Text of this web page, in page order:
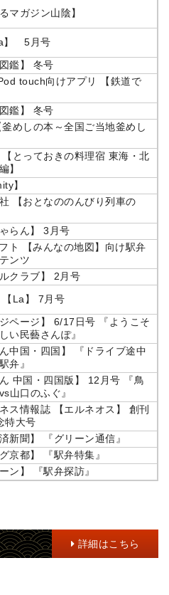
マガジン山陰】
】 5月号
鑑】 冬号
touch向けアプリ 【鉄道で
鑑】 冬号
めしの本～全国ご当地釜めし
【とっておきの料理宿 東海・北
】
】
【おとなののんびり列車の
ゃらん】 3月号
ト 【みんなの地図】向け駅弁
ンツ
ルクラブ】 2月号
【La】 7月号
ジページ】 6/17日号 『ようこそ
い民藝さんぽ』
ん中国・四国】 『ドライブ途中
弁』
ん 中国・四国版】 12月号 『鳥
山口のふぐ』
ス情報誌 【エルネオス】 創刊
特大号
新聞】 『グリーン通信』
京都】 『駅弁特集』
ン】 『駅弁探訪』
詳細はこちら